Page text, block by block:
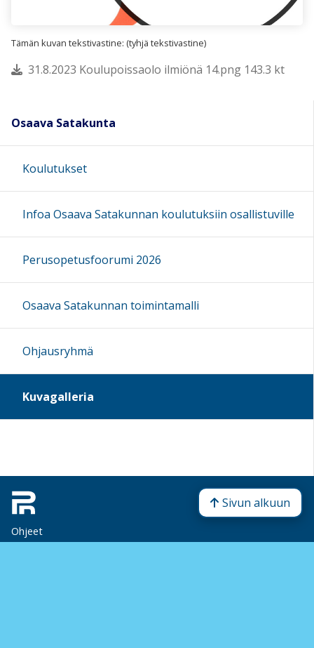
Tämän kuvan tekstivastine: (tyhjä tekstivastine)
31.8.2023 Koulupoissaolo ilmiönä 14.png 143.3 kt
Osaava Satakunta
Koulutukset
Infoa Osaava Satakunnan koulutuksiin osallistuville
Perusopetusfoorumi 2026
Osaava Satakunnan toimintamalli
Ohjausryhmä
Kuvagalleria
Ohjeet
Sivun alkuun